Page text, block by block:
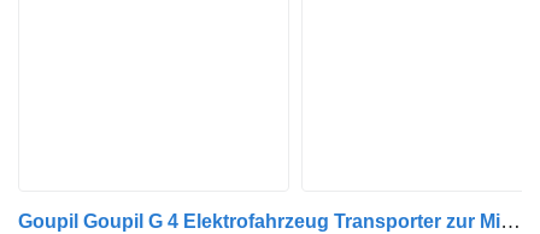
Goupil Goupil G 4 Elektrofahrzeug Transporter zur Miete